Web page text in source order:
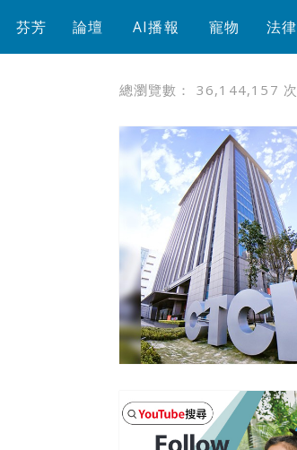
芬芳 論壇 AI播報 寵物 法律
總瀏覽數： 36,144,157 次